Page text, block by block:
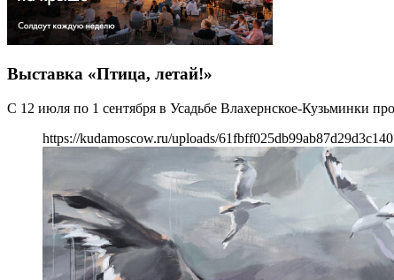
Выставка «Птица, летай!»
С 12 июля по 1 сентября в Усадьбе Влахернское-Кузьминки
https://kudamoscow.ru/uploads/